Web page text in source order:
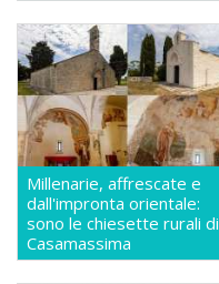
Millenarie, affrescate e
dall'impronta orientale:
sono le chiesette rurali di
Casamassima